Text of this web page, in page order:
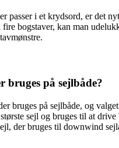
passer i et krydsord, er det
bogstaver, kan man
bruges på sejlbåde?
bruges på sejlbåde, og
sejl og bruges til at
der bruges til downwind